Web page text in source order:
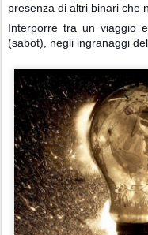
presenza di altri binari che
Interporre tra un viaggio
(sabot), negli ingranaggi